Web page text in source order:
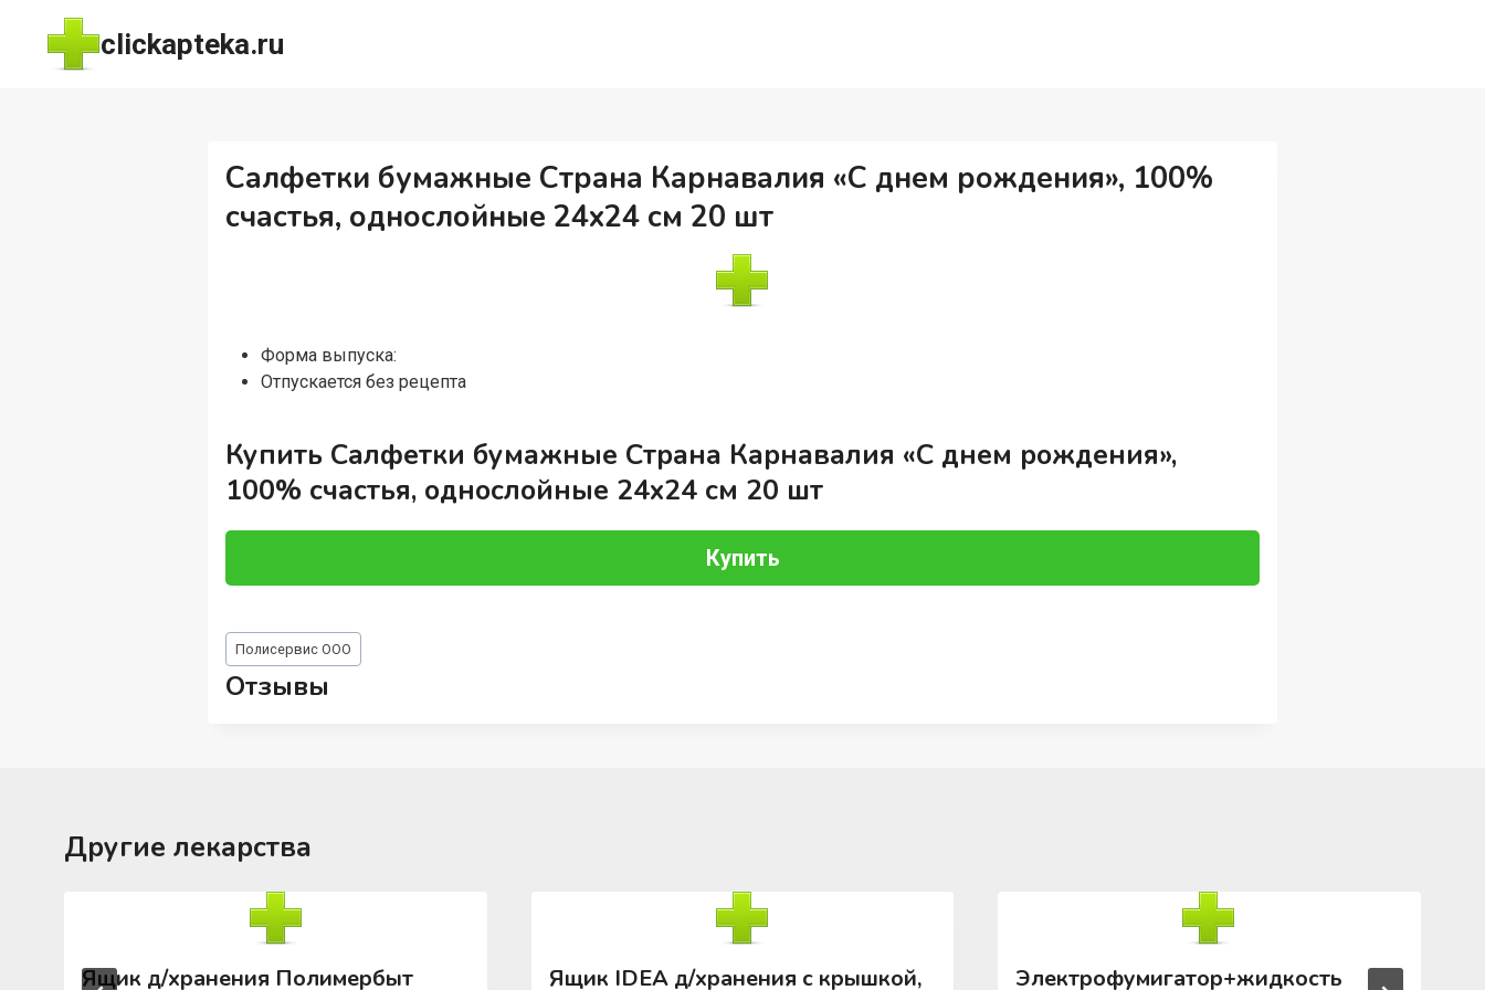
Перейти
содержимому
clickapteka.ru
Салфетки бумажные Страна Карнавалия «С днем рождения», 100%
счастья, однослойные 24х24 см 20 шт
Форма выпуска:
Отпускается без рецепта
Купить Салфетки бумажные Страна Карнавалия «С днем рождения»,
100% счастья, однослойные 24х24 см 20 шт
Купить
Метки
записи:
Полисервис ООО
Отзывы
Другие лекарства
Ящик д/хранения Полимербыт Ящик IDEA д/хранения с крышкой, Электрофумигатор+жидкость